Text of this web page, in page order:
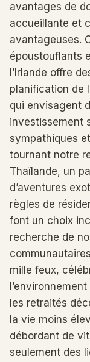
avantages de
accueillante et
avantageuses.
époustouflants
l’Irlande offre
planification de
qui envisagent
investissement
sympathiques
tournant notre
Thaïlande, un
d’aventures
règles de
font un choix
recherche de
mille feux,
les retraités
la vie moins
débordant de
seulement des